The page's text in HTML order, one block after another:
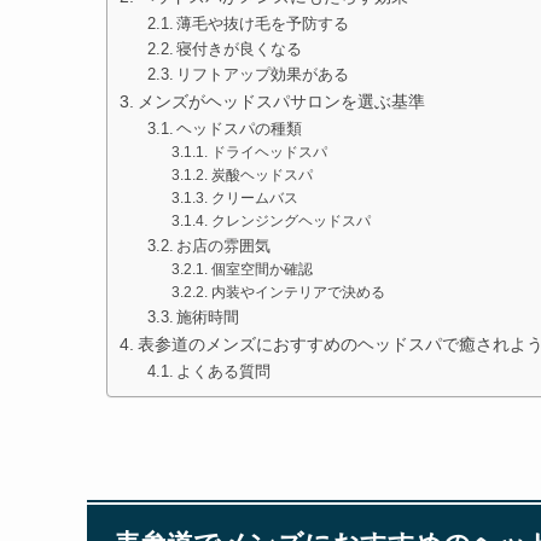
薄毛や抜け毛を予防する
寝付きが良くなる
リフトアップ効果がある
メンズがヘッドスパサロンを選ぶ基準
ヘッドスパの種類
ドライヘッドスパ
炭酸ヘッドスパ
クリームバス
クレンジングヘッドスパ
お店の雰囲気
個室空間か確認
内装やインテリアで決める
施術時間
表参道のメンズにおすすめのヘッドスパで癒されよ
よくある質問